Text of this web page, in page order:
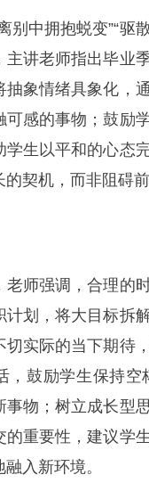
别中拥抱蜕变”“驱
主讲老师指出毕业
抽象情绪具象化，
可感的事物；鼓励
学生以平和的心态
契机，而非阻碍前
老师强调，合理的
计划，将大目标拆
切实际的当下期待
，鼓励学生保持
事物；树立成长型
的重要性，建议学
入新环境。